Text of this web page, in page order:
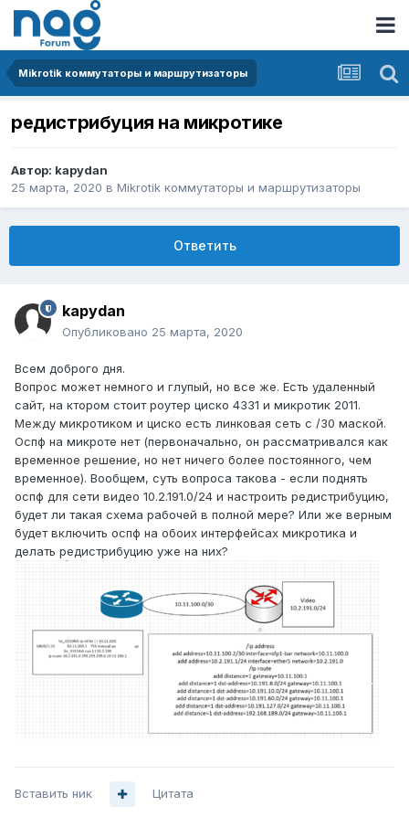
Mikrotik коммутаторы и маршрутизаторы
редистрибуция на микротике
Автор: kapydan
25 марта, 2020 в Mikrotik коммутаторы и маршрутизаторы
Ответить
kapydan
Опубликовано 25 марта, 2020
Всем доброго дня.
Вопрос может немного и глупый, но все же. Есть удаленный
сайт, на ктором стоит роутер циско 4331 и микротик 2011.
Между микротиком и циско есть линковая сеть с /30 маской.
Оспф на микроте нет (первоначально, он рассматривался как
временное решение, но нет ничего более постоянного, чем
временное). Вообщем, суть вопроса такова - если поднять
оспф для сети видео 10.2.191.0/24 и настроить редистрибуцию,
будет ли такая схема рабочей в полной мере? Или же верным
будет включить оспф на обоих интерфейсах микротика и
делать редистрибуцию уже на них?
Вставить ник Цитата